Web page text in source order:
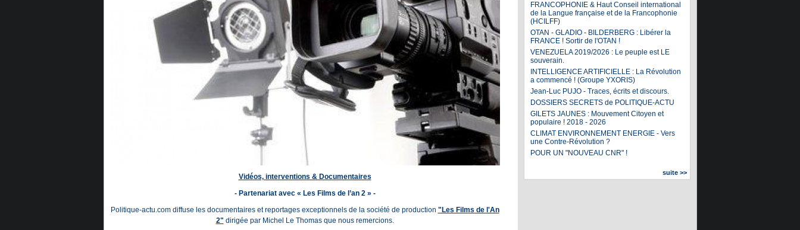
Vidéos, interventions & Documentaires
- Partenariat avec « Les Films de l’an 2 » -
Politique-actu.com diffuse les documentaires et reportages exceptionnels de la société de production "Les Films de l'An
2" dirigée par Michel Le Thomas que nous remercions.
FRANCOPHONIE & Haut Conseil international
de la Langue française et de la Francophonie
(HCILFF)
OTAN - GLADIO - BILDERBERG : Libérer la
FRANCE ! Sortir de l'OTAN !
VENEZUELA 2019/2026 : Le peuple est LE
souverain.
INTELLIGENCE ARTIFICIELLE : La Révolution
a commencé ! (Groupe YXORIS)
Jean-Luc PUJO - Traces, écrits et discours.
DOSSIERS SECRETS de POLITIQUE-ACTU
GILETS JAUNES : Mouvement Citoyen et
populaire ! 2018 - 2026
CLIMAT ENVIRONNEMENT ENERGIE - Vers
une Contre-Révolution ?
POUR UN "NOUVEAU CNR" !
suite >>